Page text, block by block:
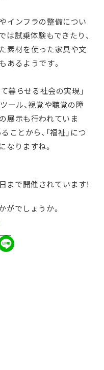
インフラの整備につい
試乗体験もできたり、
素材を使った家具や文
あるようです。
暮らせる社会の実現」
ール、視覚や聴覚の障
展示も行われていま
ことから、「福祉」につ
なりますね。
まで開催されています！
がでしょうか。